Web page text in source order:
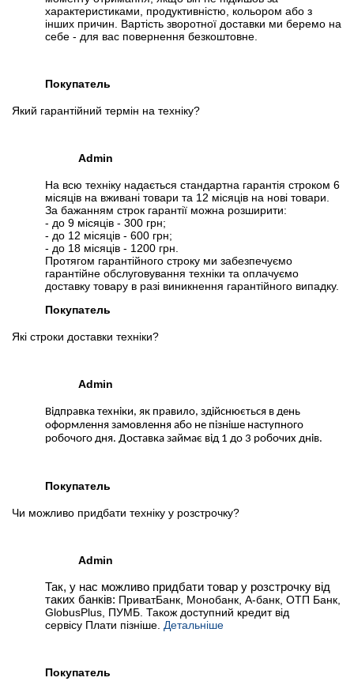
характеристиками, продуктивністю, кольором або з
інших причин. Вартість зворотної доставки ми беремо на
себе - для вас повернення безкоштовне.
Покупатель
Який гарантійний термін на техніку?
Admin
На всю техніку надається стандартна гарантія строком 6
місяців на вживані товари та 12 місяців на нові товари.
За бажанням строк гарантії можна розширити:
- до 9 місяців - 300 грн;
- до 12 місяців - 600 грн;
- до 18 місяців - 1200 грн.
Протягом гарантійного строку ми забезпечуємо
гарантійне обслуговування техніки та оплачуємо
доставку товару в разі виникнення гарантійного випадку.
Покупатель
Які строки доставки техніки?
Admin
Відправка техніки, як правило, здійснюється в день
оформлення замовлення або не пізніше наступного
робочого дня. Доставка займає від 1 до 3 робочих днів.
Покупатель
Чи можливо придбати техніку у розстрочку?
Admin
Так, у нас можливо придбати товар у розстрочку від
таких банків: ПриватБанк, Монобанк, А-банк, ОТП Банк,
GlobusPlus, ПУМБ. Також доступний кредит від
сервісу Плати пізніше. Детальніше
Покупатель